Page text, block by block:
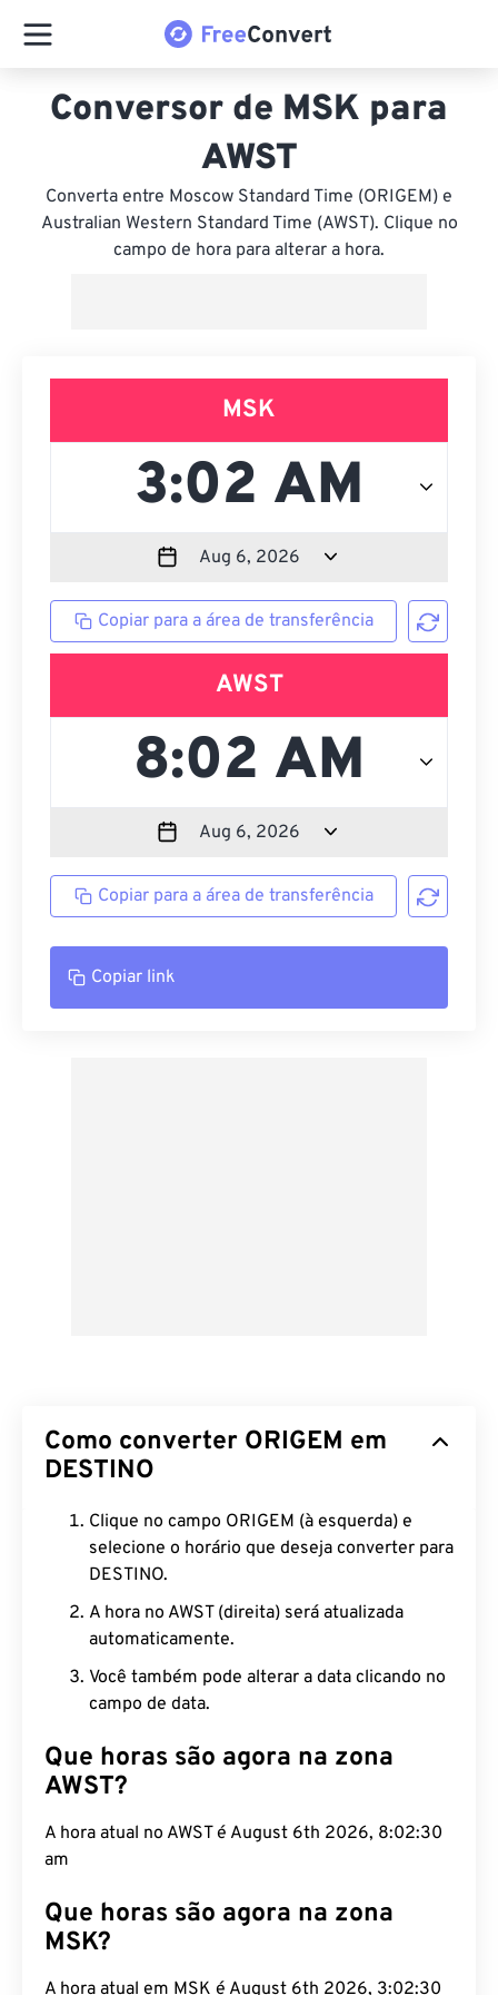
Conversor de MSK para
AWST
Converta entre Moscow Standard Time (ORIGEM) e
Australian Western Standard Time (AWST). Clique no
campo de hora para alterar a hora.
MSK
Copiar para a área de transferência
AWST
Copiar para a área de transferência
Copiar link
Como converter ORIGEM em
DESTINO
Clique no campo ORIGEM (à esquerda) e
selecione o horário que deseja converter para
DESTINO.
A hora no AWST (direita) será atualizada
automaticamente.
Você também pode alterar a data clicando no
campo de data.
Que horas são agora na zona
AWST?
A hora atual no AWST é August 6th 2026, 8:02:31
am
Que horas são agora na zona
MSK?
A hora atual em MSK é August 6th 2026, 3:02:31